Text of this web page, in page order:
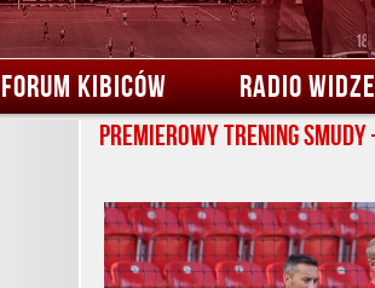
FORUM KIBICÓW RADIO
Premierowy trening